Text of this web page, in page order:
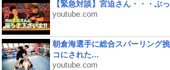
【緊急対談】宮迫さん・・・ぶ
youtube.com
朝倉海選手に総合スパーリング
コにされた...
youtube.com